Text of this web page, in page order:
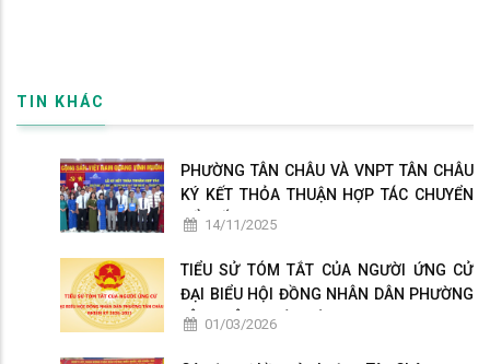
TIN KHÁC
PHƯỜNG TÂN CHÂU VÀ VNPT TÂN CHÂU
KÝ KẾT THỎA THUẬN HỢP TÁC CHUYỂN
ĐỔI SỐ14/11/2025
TIỂU SỬ TÓM TẮT CỦA NGƯỜI ỨNG CỬ
ĐẠI BIỂU HỘI ĐỒNG NHÂN DÂN PHƯỜNG
TÂN CHÂU NHIỆM KỲ 2026-2031
01/03/2026